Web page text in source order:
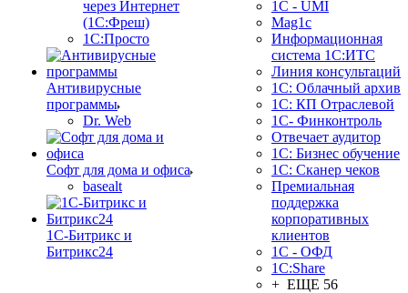
через Интернет
(1С:Фреш)
1С:Просто
Антивирусные
программы
Dr. Web
Софт для дома и офиса
basealt
1С-Битрикс и
Битрикс24
1C - UMI
Mag1c
Информационная
система 1С:ИТС
Линия консультаций
1С: Облачный архив
1С: КП Отраслевой
1С- Финконтроль
Отвечает аудитор
1С: Бизнес обучение
1С: Сканер чеков
Премиальная
поддержка
корпоративных
клиентов
1С - ОФД
1С:Share
+ ЕЩЕ 56